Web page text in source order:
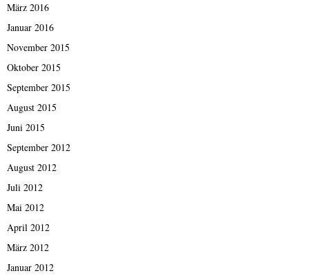
März 2016
Januar 2016
November 2015
Oktober 2015
September 2015
August 2015
Juni 2015
September 2012
August 2012
Juli 2012
Mai 2012
April 2012
März 2012
Januar 2012